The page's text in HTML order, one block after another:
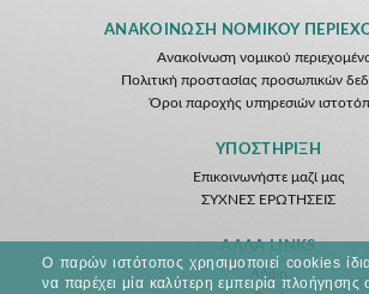
ΑΝΑΚΟΊΝΩΣΗ ΝΟΜΙΚΟΎ
Ανακοίνωση νομικού
Πολιτική προστασίας προσωπικών
Όροι παροχής υπηρεσιών
ΥΠΟΣΤΉΡΙΞΗ
Επικοινωνήστε μαζί μας
ΣΥΧΝΕΣ ΕΡΩΤΗΣΕΙΣ
ΆΛΛΑ LINKS
Λήψη
Ο παρών ιστότοπος χρησιμοποιεί cookies
να παρέχει μία καλύτερη εμπειρία πλοήγησης